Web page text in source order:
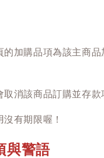
的加購品項為該主商
取消該商品訂購並存款
有期限喔！
與警語